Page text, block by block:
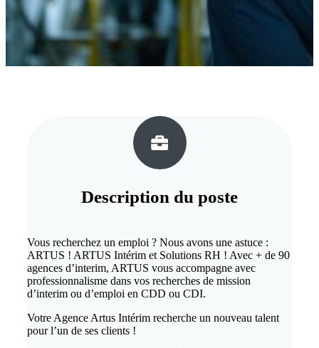
Description du poste
Vous recherchez un emploi ? Nous avons une astuce :
ARTUS ! ARTUS Intérim et Solutions RH ! Avec + de 90
agences d’interim, ARTUS vous accompagne avec
professionnalisme dans vos recherches de mission
d’interim ou d’emploi en CDD ou CDI.
Votre Agence Artus Intérim recherche un nouveau talent
pour l’un de ses clients !